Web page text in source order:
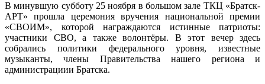
В минувшую субботу 25 ноября в большом зале ТКЦ «Братск-
АРТ» прошла церемония вручения национальной премии
«СВОИМ», которой награждаются истинные патриоты:
участники СВО, а также волонтёры. В этот вечер здесь
собрались политики федерального уровня, известные
музыканты, члены Правительства нашего региона и
администрациии Братска.